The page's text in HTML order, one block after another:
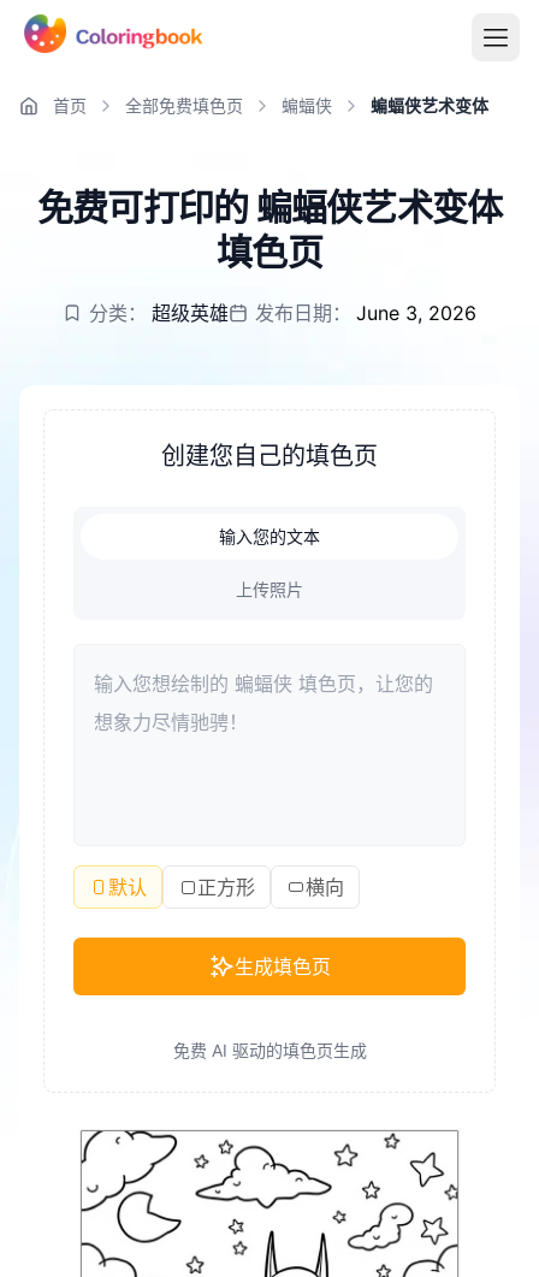
首页 全部免费填色页 蝙蝠侠 蝙蝠侠艺术变体
免费可打印的 蝙蝠侠艺术变体
填色页
分类： 超级英雄 发布日期： June 3, 2026
创建您自己的填色页
输入您的文本
上传照片
默认 正方形 横向
生成填色页
免费 AI 驱动的填色页生成